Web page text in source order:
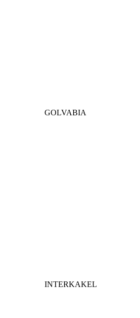
GOLVABIA
INTERKAKEL